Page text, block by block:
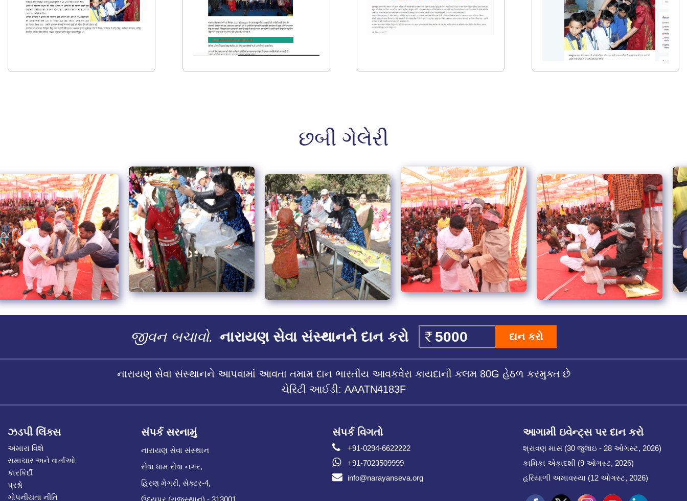
છબી ગેલેરી
જીવન બચાવો. નારાયણ સેવા સંસ્થાનને દાન કરો દાન કરો
નારાયણ સેવા સંસ્થાનને આપવામાં આવતા તમામ દાન ભારતીય આવકવેરા કાયદાની કલમ 80G હેઠળ કરમુક્ત છે
ચેરિટી આઈડી: AAATN4183F
ઝડપી લિંક્સ
અમારા વિશે
સમાચાર અને વાર્તાઓ
કારકિર્દી
પ્રશ્નો
ગોપનીયતા નીતિ
સંપર્ક સરનામું
નારાયણ સેવા સંસ્થાન
સેવા ધામ સેવા નગર,
હિરણ મેગરી, સેક્ટર-4,
સંપર્ક વિગતો
+91-0294-6622222
+91-7023509999
info@narayanseva.org
આગામી ઇવેન્ટ્સ પર દાન કરો
શ્રાવણ માસ (30 જુલાઇ - 28 ઓગસ્ટ, 2026)
કામિકા એકાદશી (9 ઓગસ્ટ, 2026)
હરિયાળી અમાવસ્યા (12 ઓગસ્ટ, 2026)